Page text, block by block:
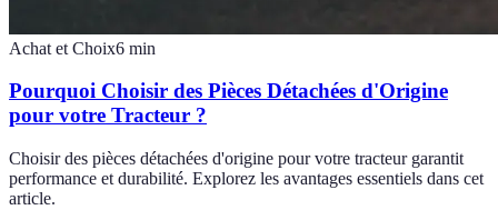
Achat et Choix6 min
Pourquoi Choisir des Pièces Détachées d'Origine
pour votre Tracteur ?
Choisir des pièces détachées d'origine pour votre tracteur garantit
performance et durabilité. Explorez les avantages essentiels dans cet
article.